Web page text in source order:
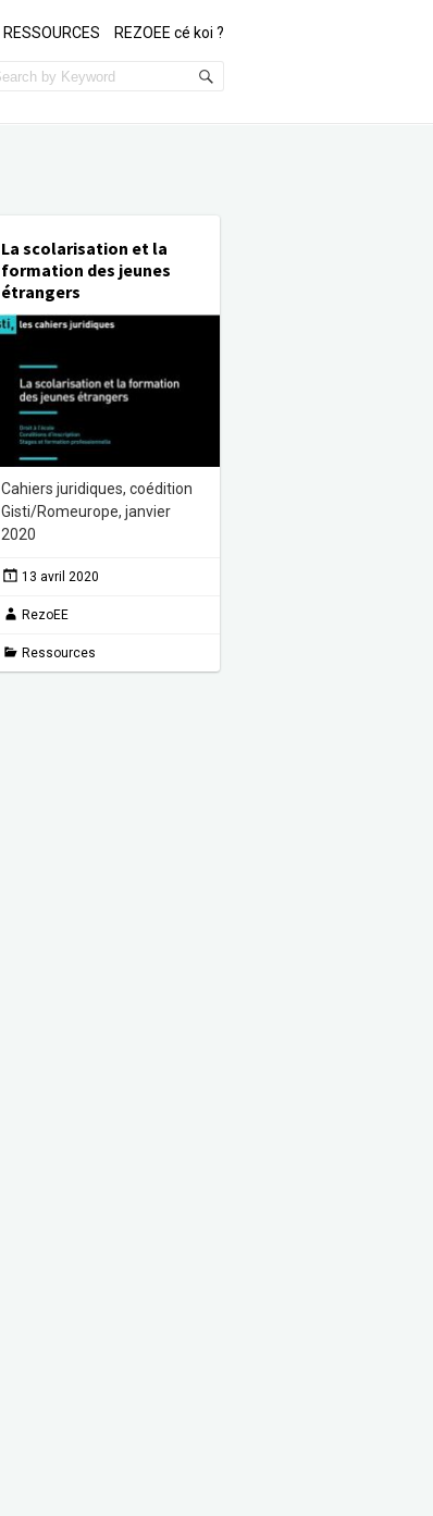
RESSOURCES REZOEE cé koi ?
La scolarisation et la
formation des jeunes
étrangers
Cahiers juridiques, coédition
Gisti/Romeurope, janvier
2020
13 avril 2020
RezoEE
Ressources